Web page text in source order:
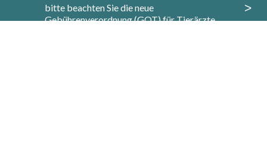
>
bitte beachten Sie die neue
Gebührenverordnung (GOT) für Tierärzte,